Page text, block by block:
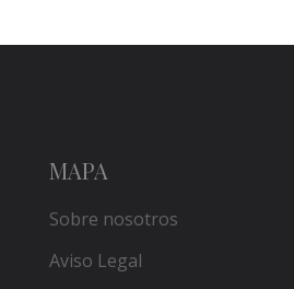
MAPA
Sobre nosotros
Aviso Legal